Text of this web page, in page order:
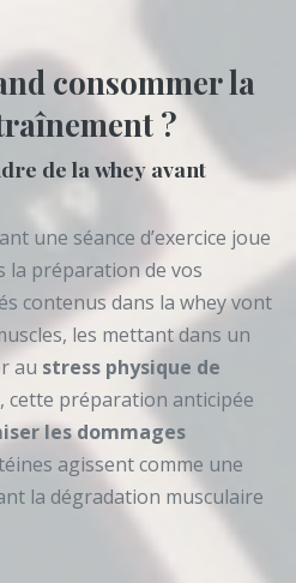
consommer la
?
de la whey avant
une séance d’exercice joue
la préparation de vos
contenus dans la whey vont
les mettant dans un
au stress physique de
cette préparation anticipée
les dommages
agissent comme une
la dégradation musculaire